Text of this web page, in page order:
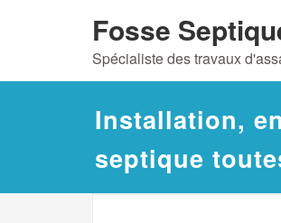
Fosse
Spécialiste des travaux
Installation,
septique